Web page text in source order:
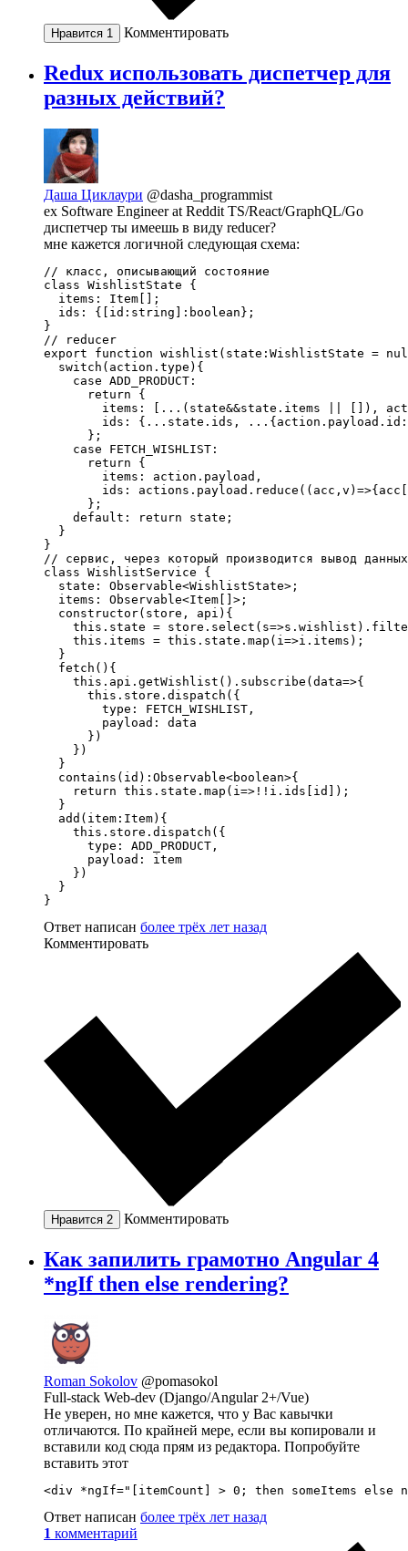
Нравится 1 Комментировать
Redux использовать диспетчер для
разных действий?
Даша Циклаури @dasha_programmist
ex Software Engineer at Reddit TS/React/GraphQL/Go
диспетчер ты имеешь в виду reducer?
мне кажется логичной следующая схема:
// класс, описывающий состояние
class WishlistState {
  items: Item[];
  ids: {[id:string]:boolean};
}
// reducer
export function wishlist(state:WishlistState =
  switch(action.type){
    case ADD_PRODUCT:
      return {
items: [...(state&&state.items || []),
ids: {...state.ids,
      };
    case FETCH_WISHLIST:
      return {
        items: action.payload,
ids:
      };
    default: return state;
  }
}
// сервис, через который производится вывод
class WishlistService {
  state: Observable<WishlistState>;
  items: Observable<Item[]>;
  constructor(store, api){
this.state =
    this.items = this.state.map(i=>i.items);
  }
  fetch(){
    this.api.getWishlist().subscribe(data=>{
      this.store.dispatch({
        type: FETCH_WISHLIST,
        payload: data
      })
    })
  }
  contains(id):Observable<boolean>{
    return this.state.map(i=>!!i.ids[id]);
  }
  add(item:Item){
    this.store.dispatch({
      type: ADD_PRODUCT,
      payload: item
    })
  }
}
Ответ написан более трёх лет назад
Комментировать
Нравится 2 Комментировать
Как запилить грамотно Angular 4
*ngIf then else rendering?
Roman Sokolov @pomasokol
Full-stack Web-dev (Django/Angular 2+/Vue)
Не уверен, но мне кажется, что у Вас кавычки
отличаются. По крайней мере, если вы копировали и
вставили код сюда прям из редактора. Попробуйте
вставить этот
<div *ngIf="[itemCount] > 0; then someItems else
Ответ написан более трёх лет назад
1 комментарий